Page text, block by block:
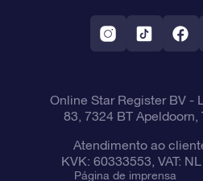
Aplicativo RV Fly me to
Constelações
Online Star Register BV-
83, 7324 BT
Atendimento ao
KVK: 60333553, VAT:
Página de imprensa